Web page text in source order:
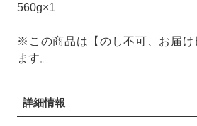
560g×1
※この商品は【のし不可、お届け
ます。
詳細情報